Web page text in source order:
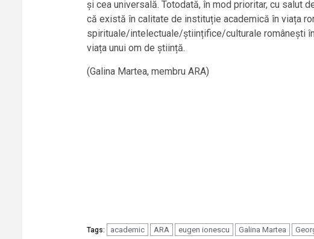
și cea universală. Totodată, în mod prioritar, cu salut
că există în calitate de instituție academică în viața
spirituale/intelectuale/științifice/culturale românești
viața unui om de știință.
(Galina Martea, membru ARA)
Tags: academic ARA eugen ionescu Galina Martea